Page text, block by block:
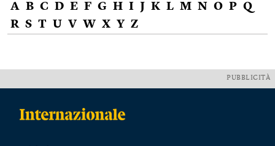
A B C D E F G H I J K L M N O P Q
R S T U V W X Y Z
PUBBLICITÀ